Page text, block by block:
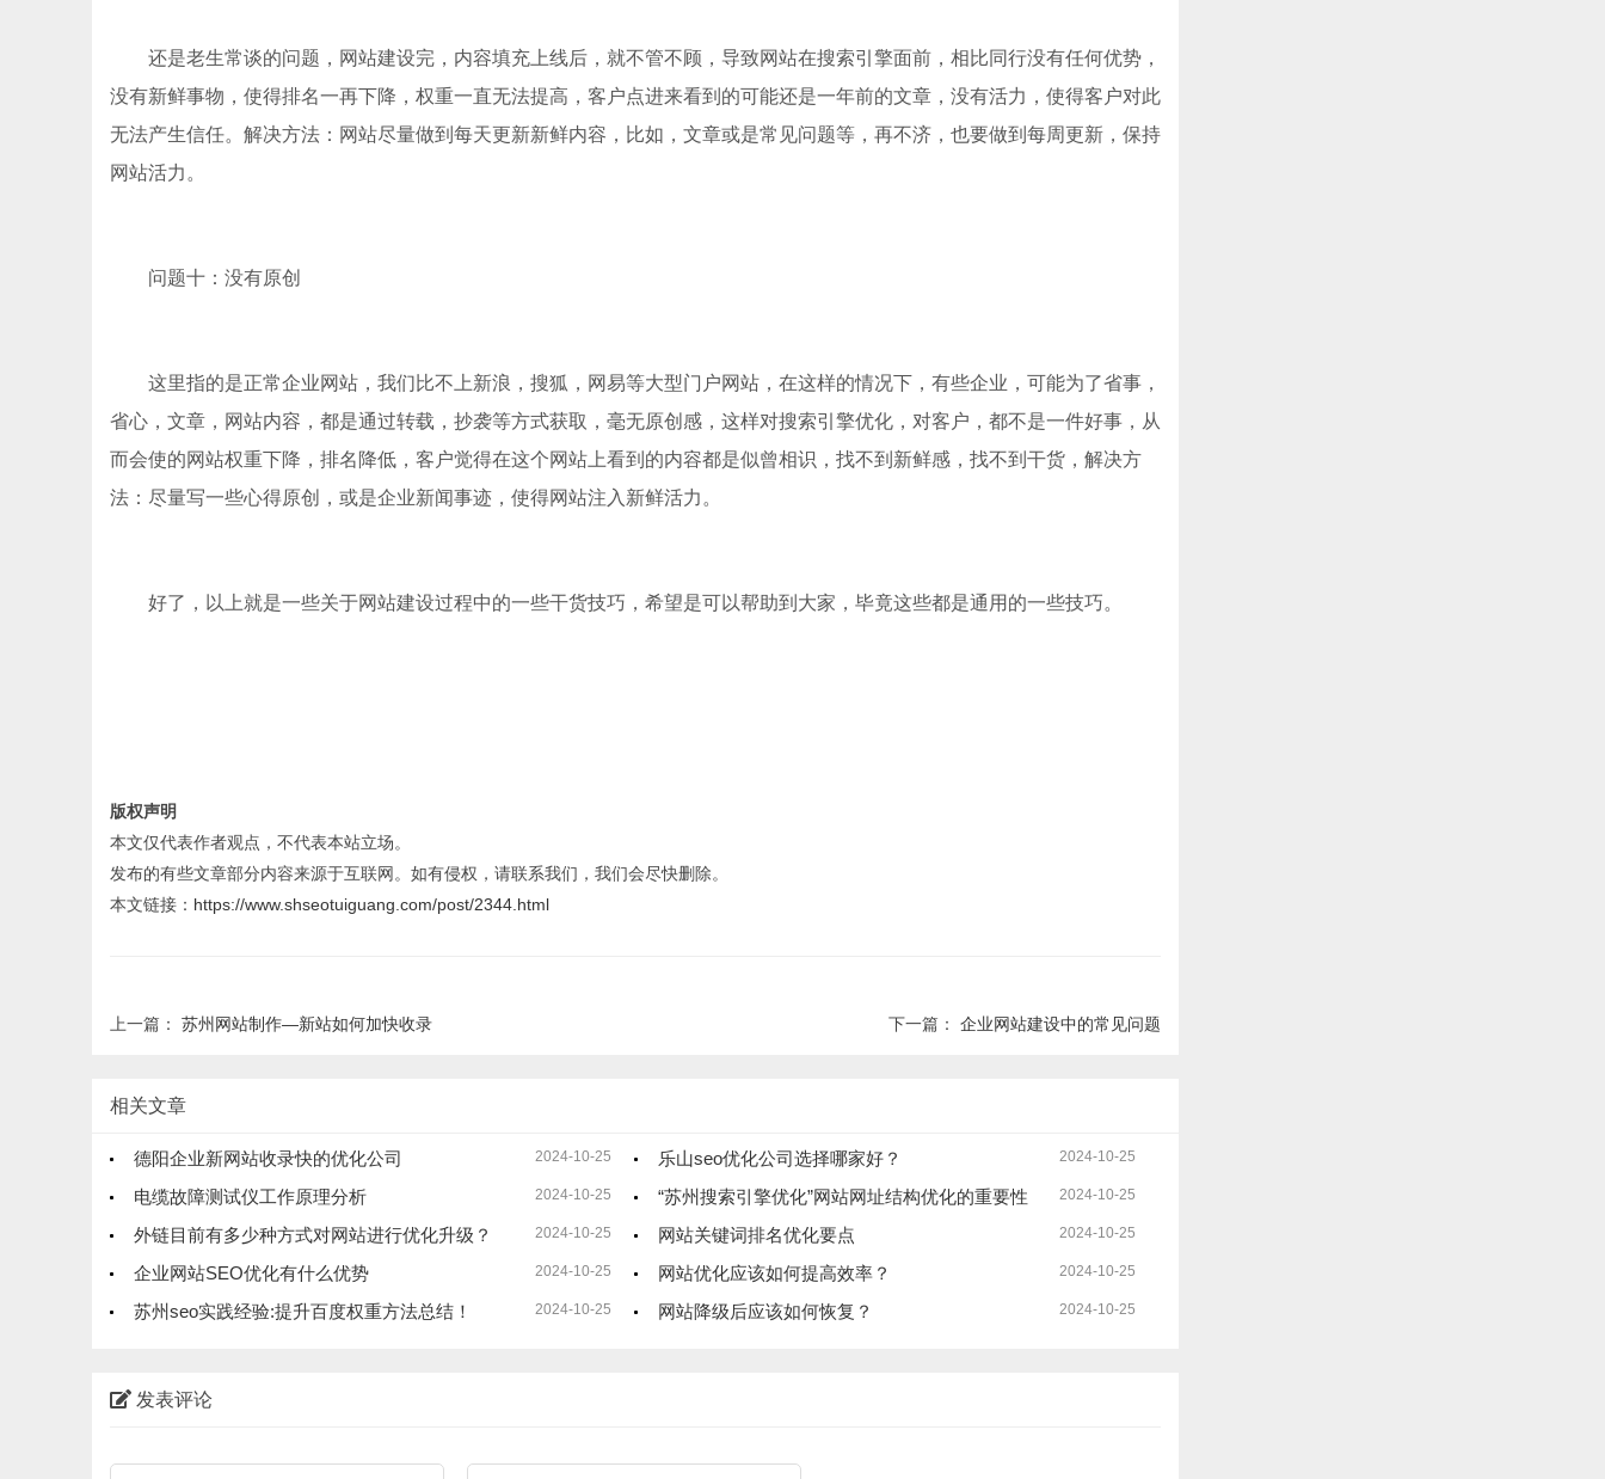
还是老生常谈的问题，网站建设完，内容填充上线后，就不管不顾，导致网站在搜索引擎面前，相比同行没有任何优势，
没有新鲜事物，使得排名一再下降，权重一直无法提高，客户点进来看到的可能还是一年前的文章，没有活力，使得客户对此
无法产生信任。解决方法：网站尽量做到每天更新新鲜内容，比如，文章或是常见问题等，再不济，也要做到每周更新，保持
网站活力。
问题十：没有原创
这里指的是正常企业网站，我们比不上新浪，搜狐，网易等大型门户网站，在这样的情况下，有些企业，可能为了省事，
省心，文章，网站内容，都是通过转载，抄袭等方式获取，毫无原创感，这样对搜索引擎优化，对客户，都不是一件好事，从
而会使的网站权重下降，排名降低，客户觉得在这个网站上看到的内容都是似曾相识，找不到新鲜感，找不到干货，解决方
法：尽量写一些心得原创，或是企业新闻事迹，使得网站注入新鲜活力。
好了，以上就是一些关于网站建设过程中的一些干货技巧，希望是可以帮助到大家，毕竟这些都是通用的一些技巧。
版权声明
本文仅代表作者观点，不代表本站立场。
发布的有些文章部分内容来源于互联网。如有侵权，请联系我们，我们会尽快删除。
本文链接： https://www.shseotuiguang.com/post/2344.html
上一篇： 苏州网站制作—新站如何加快收录 下一篇： 企业网站建设中的常见问题
相关文章
2024-10-25
德阳企业新网站收录快的优化公司 2024-10-25
乐山seo优化公司选择哪家好？
2024-10-25
电缆故障测试仪工作原理分析 2024-10-25
“苏州搜索引擎优化”网站网址结构优化的重要性
2024-10-25
外链目前有多少种方式对网站进行优化升级？ 2024-10-25
网站关键词排名优化要点
2024-10-25
企业网站SEO优化有什么优势 2024-10-25
网站优化应该如何提高效率？
2024-10-25
苏州seo实践经验:提升百度权重方法总结！ 2024-10-25
网站降级后应该如何恢复？
发表评论